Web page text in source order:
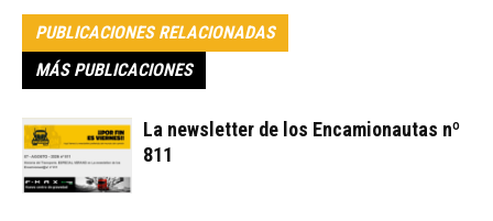
PUBLICACIONES RELACIONADAS
MÁS PUBLICACIONES
La newsletter de los Encamionautas nº
811